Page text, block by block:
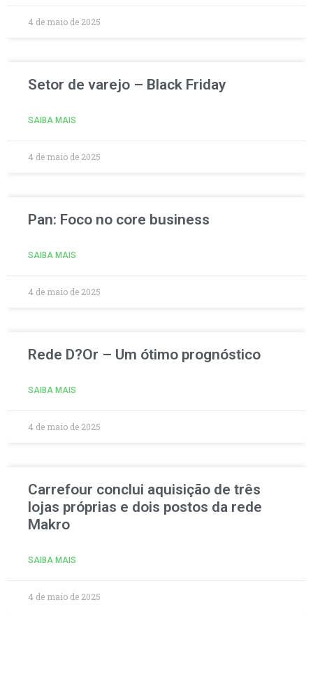
4 de maio de 2025
Setor de varejo – Black Friday
SAIBA MAIS
4 de maio de 2025
Pan: Foco no core business
SAIBA MAIS
4 de maio de 2025
Rede D?Or – Um ótimo prognóstico
SAIBA MAIS
4 de maio de 2025
Carrefour conclui aquisição de três
lojas próprias e dois postos da rede
Makro
SAIBA MAIS
4 de maio de 2025